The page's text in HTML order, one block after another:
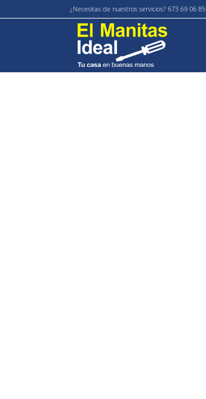
¿Necesitas de nuestros servicios? 673 69 06 85